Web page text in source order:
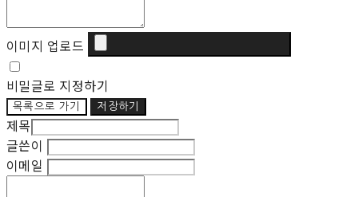
이미지 업로드
비밀글로 지정하기
목록으로 가기 저장하기
제목
글쓴이
이메일